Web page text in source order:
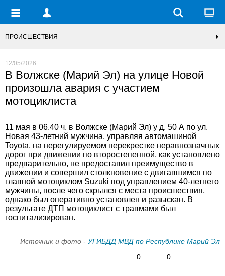
ПРОИСШЕСТВИЯ
12/05/2026
В Волжске (Марий Эл) на улице Новой
произошла авария с участием
мотоциклиста
11 мая в 06.40 ч. в Волжске (Марий Эл) у д. 50 А по ул.
Новая 43-летний мужчина, управляя автомашиной
Toyota, на нерегулируемом перекрестке неравнозначных
дорог при движении по второстепенной, как установлено
предварительно, не предоставил преимущество в
движении и совершил столкновение с двигавшимся по
главной мотоциклом Suzuki под управлением 40-летнего
мужчины, после чего скрылся с места происшествия,
однако был оперативно установлен и разыскан. В
результате ДТП мотоциклист с травмами был
госпитализирован.
Источник и фото - УГИБДД МВД по Республике Марий Эл
0
0